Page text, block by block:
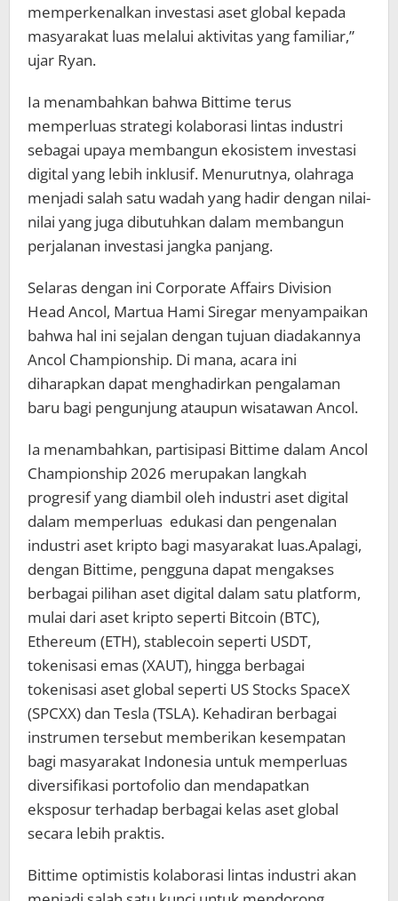
memperkenalkan investasi aset global kepada
masyarakat luas melalui aktivitas yang familiar,”
ujar Ryan.
Ia menambahkan bahwa Bittime terus
memperluas strategi kolaborasi lintas industri
sebagai upaya membangun ekosistem investasi
digital yang lebih inklusif. Menurutnya, olahraga
menjadi salah satu wadah yang hadir dengan nilai-
nilai yang juga dibutuhkan dalam membangun
perjalanan investasi jangka panjang.
Selaras dengan ini Corporate Affairs Division
Head Ancol, Martua Hami Siregar menyampaikan
bahwa hal ini sejalan dengan tujuan diadakannya
Ancol Championship. Di mana, acara ini
diharapkan dapat menghadirkan pengalaman
baru bagi pengunjung ataupun wisatawan Ancol.
Ia menambahkan, partisipasi Bittime dalam Ancol
Championship 2026 merupakan langkah
progresif yang diambil oleh industri aset digital
dalam memperluas edukasi dan pengenalan
industri aset kripto bagi masyarakat luas.Apalagi,
dengan Bittime, pengguna dapat mengakses
berbagai pilihan aset digital dalam satu platform,
mulai dari aset kripto seperti Bitcoin (BTC),
Ethereum (ETH), stablecoin seperti USDT,
tokenisasi emas (XAUT), hingga berbagai
tokenisasi aset global seperti US Stocks SpaceX
(SPCXX) dan Tesla (TSLA). Kehadiran berbagai
instrumen tersebut memberikan kesempatan
bagi masyarakat Indonesia untuk memperluas
diversifikasi portofolio dan mendapatkan
eksposur terhadap berbagai kelas aset global
secara lebih praktis.
Bittime optimistis kolaborasi lintas industri akan